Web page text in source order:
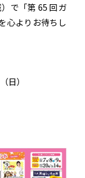
で「第 65 回ガ
心よりお待ちし
日）